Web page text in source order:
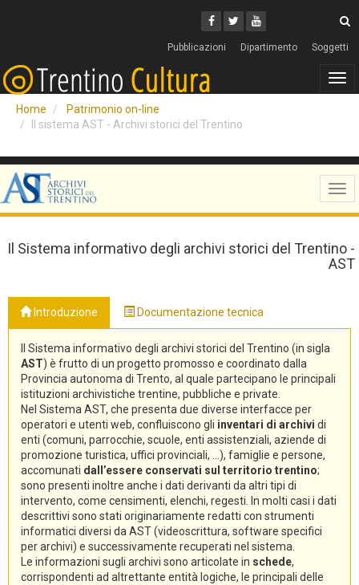
Facebook
Twitter
Youtube
Pubblicazioni Dipartimento Soggetti
Home
Patrimonio on-line
Il sistema AST - Archivi storici del Trentino
Il Sistema informativo degli archivi storici del Trentino -
AST
Introduzione Documentazione tecnica
Il Sistema informativo degli archivi storici del Trentino (in sigla
AST) è frutto di un progetto promosso e coordinato dalla
Provincia autonoma di Trento, al quale partecipano le principali
istituzioni archivistiche trentine, pubbliche e private.
Nel Sistema AST, che presenta due diverse interfacce per
operatori e utenti web, confluiscono gli inventari di archivi di
enti (comuni, parrocchie, scuole, enti assistenziali, aziende di
promozione turistica, uffici provinciali, ...), famiglie e persone,
accomunati dall’essere conservati sul territorio trentino;
sono presenti inoltre anche i dati derivanti da altri tipi di
intervento, come censimenti, elenchi, regesti. In molti casi i dati
descrittivi sono stati originariamente redatti con strumenti
informatici diversi da AST (videoscrittura, software specifici
per archivi) e successivamente recuperati nel sistema.
Le informazioni sugli archivi sono articolate in schede,
corrispondenti ad altrettante entità logiche, le principali delle